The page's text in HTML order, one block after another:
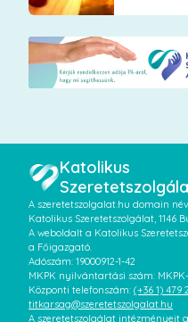
Katolikus
A szeretetszolgalat.hu domain
Katolikus Szeretetszolgálat, 1146
A weboldalt a Katolikus
a Főigazgató.
Adószám: 19000912-1-42
MKPK nyilvántartási szám:
Központi telefonszám: (+36 1) 479
titkarsag@szeretetszolgalat.hu
A szeretetszolgálat intézményeit